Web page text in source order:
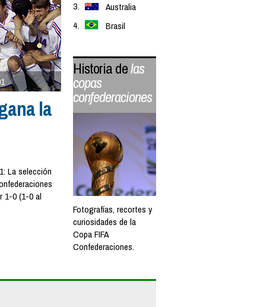
la
La selección
1-0 (1-0 al
Australia
Brasil
Historia delas
copas
confederaciones
Fotografías, recortes y
curiosidades de la
Copa FIFA
Confederaciones.